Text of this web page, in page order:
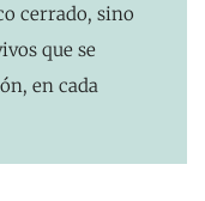
cerrado, sino
que se
en cada